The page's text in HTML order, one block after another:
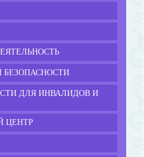
ДЛЯ ИНВАЛИДОВ И
ЦЕНТР